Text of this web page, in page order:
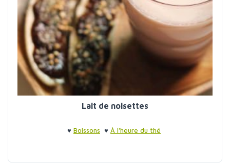
Lait de noisettes
♥ Boissons ♥ À l'heure du thé